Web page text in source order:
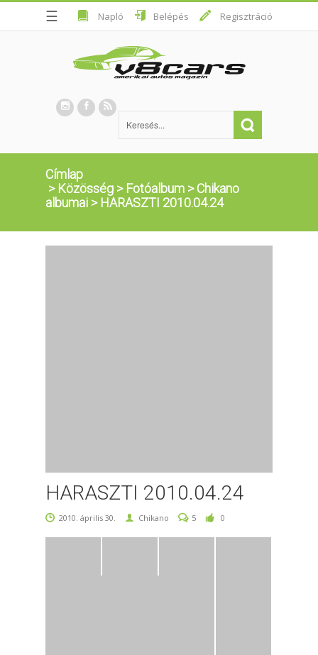
☰ Napló Belépés Regisztráció
Címlap
> Közösség > Fotóalbum >Chikano
albumai > HARASZTI 2010.04.24
HARASZTI 2010.04.24
2010. április 30. Chikano 5 0